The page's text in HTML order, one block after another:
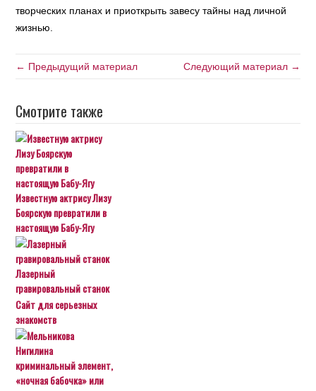
творческих планах и приоткрыть завесу тайны над личной
жизнью.
← Предыдущий материал Следующий материал →
Смотрите также
Известную актрису Лизу
Боярскую превратили в
настоящую Бабу-Ягу
Лазерный
гравировальный станок
Сайт для серьезных
знакомств